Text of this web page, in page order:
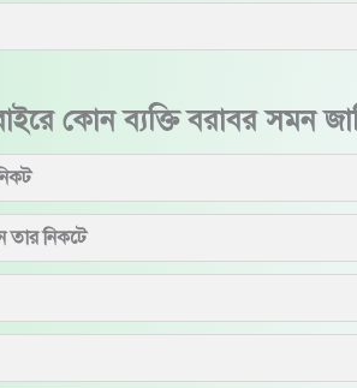
কোন ব্যক্তি বরাবর সমন
তার নিকটে